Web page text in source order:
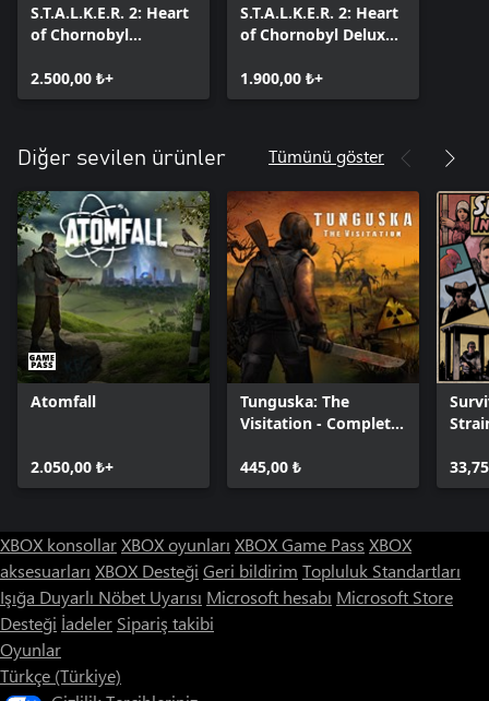
S.T.A.L.K.E.R. 2: Heart
of Chornobyl
2.500,00 ₺+
S.T.A.L.K.E.R. 2: Heart
of Chornobyl Deluxe
1.900,00 ₺+
Diğer sevilen ürünler Tümünü göster
Atomfall
2.050,00 ₺+
Tunguska: The
Visitation - Complete
445,00 ₺
XBOX konsollarXBOX oyunları XBOX Game Pass XBOX
aksesuarları XBOX Desteği Geri bildirim Topluluk Standartları
Işığa Duyarlı Nöbet Uyarısı Microsoft hesabı Microsoft Store
Desteği İadeler Sipariş takibi
Oyunlar
Türkçe (Türkiye)